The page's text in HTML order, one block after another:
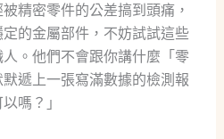
精密零件的公差搞到頭痛，
的金屬部件，不妨試試這些
。他們不會跟你講什麼「零
遞上一張寫滿數據的檢測報
嗎？」